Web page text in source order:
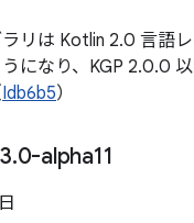
リは Kotlin 2.0 言語
うになり、KGP 2.0.0
Idb6b5）
3.0-alpha11